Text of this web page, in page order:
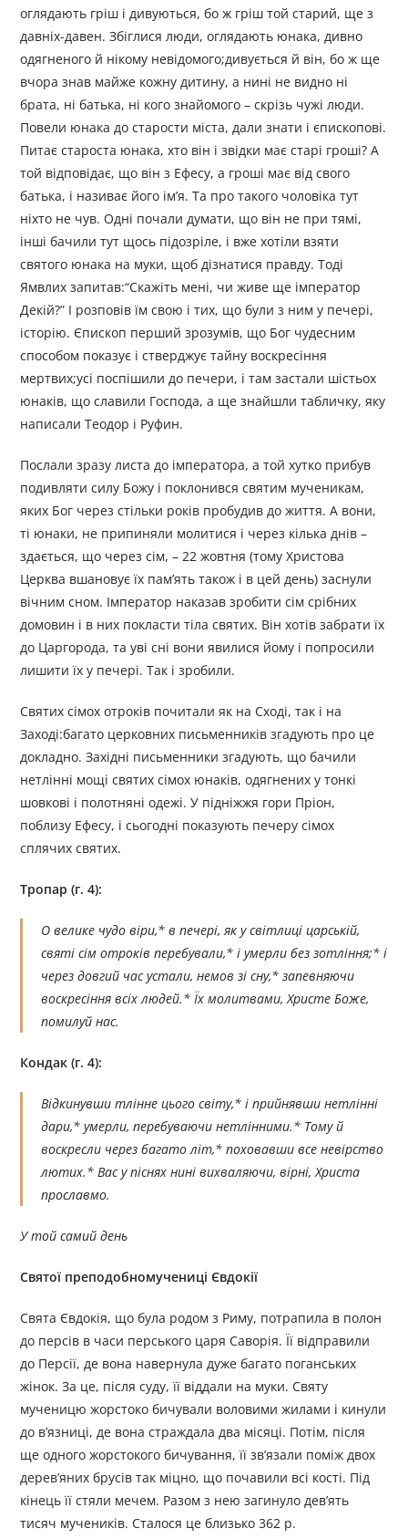
оглядають гріш і дивуються, бо ж гріш той старий, ще з
давніх-давен. Збіглися люди, оглядають юнака, дивно
одягненого й нікому невідомого;дивується й він, бо ж ще
вчора знав майже кожну дитину, а нині не видно ні
брата, ні батька, ні кого знайомого – скрізь чужі люди.
Повели юнака до старости міста, дали знати і єпископові.
Питає староста юнака, хто він і звідки має старі гроші? А
той відповідає, що він з Ефесу, а гроші має від свого
батька, і називає його ім’я. Та про такого чоловіка тут
ніхто не чув. Одні почали думати, що він не при тямі,
інші бачили тут щось підозріле, і вже хотіли взяти
святого юнака на муки, щоб дізнатися правду. Тоді
Ямвлих запитав:“Скажіть мені, чи живе ще імператор
Декій?” І розповів їм свою і тих, що були з ним у печері,
історію. Єпископ перший зрозумів, що Бог чудесним
способом показує і стверджує тайну воскресіння
мертвих;усі поспішили до печери, і там застали шістьох
юнаків, що славили Господа, а ще знайшли табличку, яку
написали Теодор і Руфин.
Послали зразу листа до імператора, а той хутко прибув
подивляти силу Божу і поклонився святим мученикам,
яких Бог через стільки років пробудив до життя. А вони,
ті юнаки, не припиняли молитися і через кілька днів –
здається, що через сім, – 22 жовтня (тому Христова
Церква вшановує їх пам’ять також і в цей день) заснули
вічним сном. Імператор наказав зробити сім срібних
домовин і в них покласти тіла святих. Він хотів забрати їх
до Царгорода, та уві сні вони явилися йому і попросили
лишити їх у печері. Так і зробили.
Святих сімох отроків почитали як на Сході, так і на
Заході:багато церковних письменників згадують про це
докладно. Західні письменники згадують, що бачили
нетлінні мощі святих сімох юнаків, одягнених у тонкі
шовкові і полотняні одежі. У підніжжя гори Пріон,
поблизу Ефесу, і сьогодні показують печеру сімоx
сплячих святих.
Тропар (г. 4):
О велике чудо віри,* в печері, як у світлиці царській,
святі сім отроків перебували,* і умерли без зотління;* і
через довгий час устали, немов зі сну,* запевняючи
воскресіння всіх людей.* Їх молитвами, Христе Боже,
помилуй нас.
Кондак (г. 4):
Відкинувши тлінне цього світу,* і прийнявши нетлінні
дари,* умерли, перебуваючи нетлінними.* Тому й
воскресли через багато літ,* поховавши все невірство
лютих.* Вас у піснях нині вихваляючи, вірні, Христа
прославмо.
У той самий день
Святої преподобномучениці Євдокії
Свята Євдокія, що була родом з Риму, потрапила в полон
до персів в часи перського царя Саворія. Її відправили
до Персії, де вона навернула дуже багато поганських
жінок. За це, після суду, її віддали на муки. Святу
мученицю жорстоко бичували воловими жилами і кинули
до в’язниці, де вона страждала два місяці. Потім, після
ще одного жорстокого бичування, її зв’язали поміж двох
дерев’яних брусів так міцно, що почавили всі кості. Під
кінець її стяли мечем. Разом з нею загинуло дев’ять
тисяч мучеників. Сталося це близько 362 р.